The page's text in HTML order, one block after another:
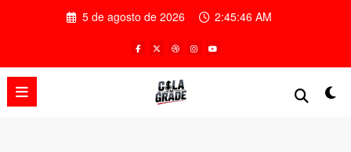
5 de agosto de 2026 2:45:47 AM